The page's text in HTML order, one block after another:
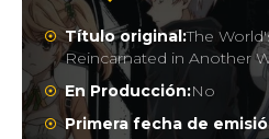
Título original:The
Reincarnated in Another
En Producción:No
Primera fecha de